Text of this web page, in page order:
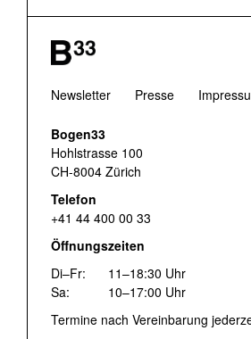
Newsletter Presse
Bogen33
Hohlstrasse 100
CH-8004 Zürich
Telefon
+41 44 400 00 33
Öffnungszeiten
Di–Fr:
11–18:30 Uhr
Sa:
10–17:00 Uhr
Termine nach Vereinbarung